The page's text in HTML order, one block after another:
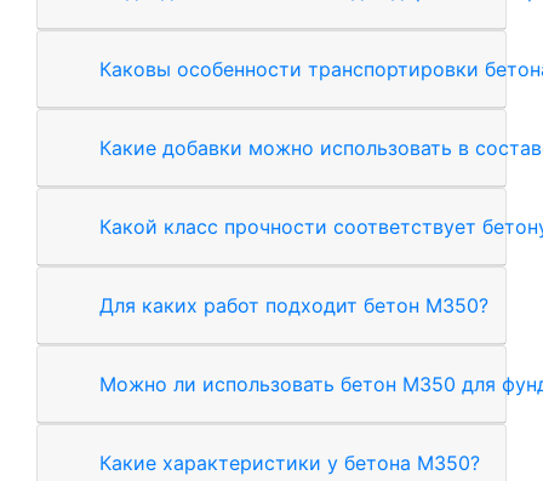
Каковы особенности транспортировки
Какие добавки можно использовать в
Какой класс прочности соответствует
Для каких работ подходит бетон М350?
Можно ли использовать бетон М350 для
Какие характеристики у бетона М350?